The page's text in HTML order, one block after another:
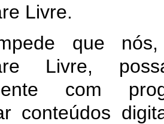
Livre.
que
Livre,
com
conteúdos